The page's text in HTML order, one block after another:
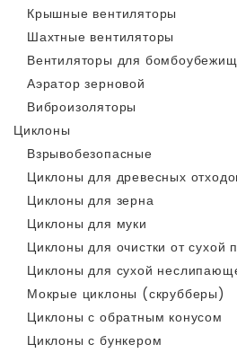
Крышные вентиляторы
Шахтные вентиляторы
Вентиляторы для бомбоубежищ
Аэратор зерновой
Виброизоляторы
Циклоны
Взрывобезопасные
Циклоны для древесных
Циклоны для зерна
Циклоны для муки
Циклоны для очистки от сухой
Циклоны для сухой
Мокрые циклоны (скрубберы)
Циклоны с обратным конусом
Циклоны с бункером